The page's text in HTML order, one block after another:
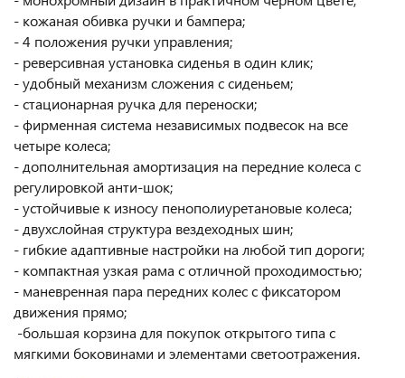
- кожаная обивка ручки и бампера;
- 4 положения ручки управления;
- реверсивная установка сиденья в один клик;
- удобный механизм сложения с сиденьем;
- стационарная ручка для переноски;
- фирменная система независимых подвесок на все
четыре колеса;
- дополнительная амортизация на передние колеса с
регулировкой анти-шок;
- устойчивые к износу пенополиуретановые колеса;
- двухслойная структура вездеходных шин;
- гибкие адаптивные настройки на любой тип дороги;
- компактная узкая рама с отличной проходимостью;
- маневренная пара передних колес с фиксатором
движения прямо;
-большая корзина для покупок открытого типа с
мягкими боковинами и элементами светоотражения.